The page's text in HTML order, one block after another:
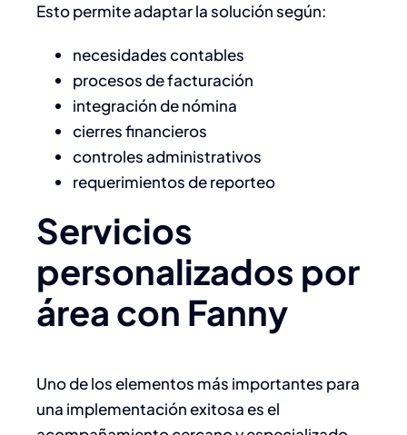
Esto permite adaptar la solución según:
necesidades contables
procesos de facturación
integración de nómina
cierres financieros
controles administrativos
requerimientos de reporteo
Servicios
personalizados por
área con Fanny
Uno de los elementos más importantes para
una implementación exitosa es el